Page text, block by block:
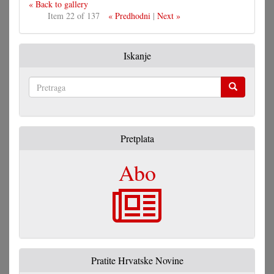
« Back to gallery
Item 22 of 137
« Predhodni| Next »
Iskanje
Pretplata
Abo
Pratite Hrvatske Novine